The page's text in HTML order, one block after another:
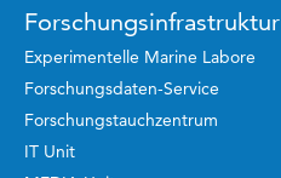
Forschungsinfrastruktur
Experimentelle Marine Labore
Forschungsdaten-Service
Forschungstauchzentrum
IT Unit